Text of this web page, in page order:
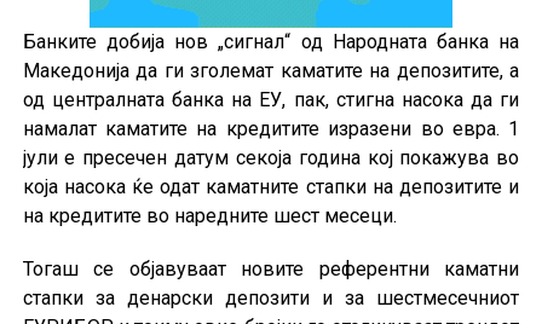
Банките добија нов „сигнал“ од Народната банка на
Македонија да ги зголемат каматите на депозитите, а
од централната банка на ЕУ, пак, стигна насока да ги
намалат каматите на кредитите изразени во евра. 1
јули е пресечен датум секоја година кој покажува во
која насока ќе одат каматните стапки на депозитите и
на кредитите во наредните шест месеци.
Тогаш се објавуваат новите референтни каматни
стапки за денарски депозити и за шестмесечниот